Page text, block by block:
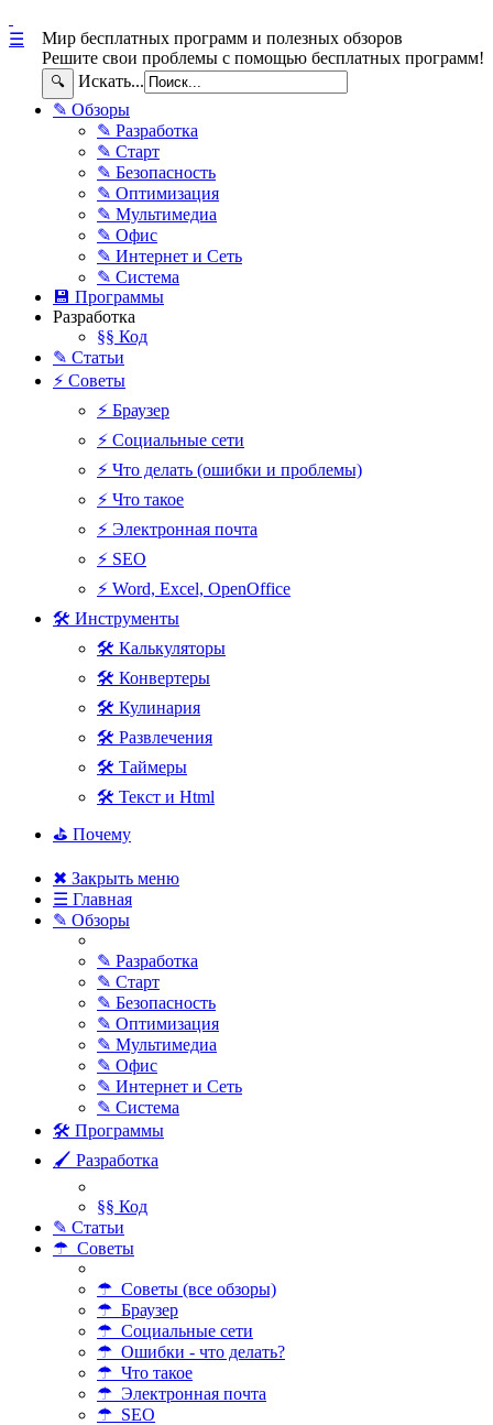
Мир бесплатных программ и полезных обзоров
Решите свои проблемы с помощью бесплатных программ!
🔍 Искать...
☰
✎ Обзоры
✎ Разработка
✎ Старт
✎ Безопасность
✎ Оптимизация
✎ Мультимедиа
✎ Офис
✎ Интернет и Сеть
✎ Система
💾 Программы
Разработка
§§ Код
✎ Статьи
⚡ Советы
⚡ Браузер
⚡ Социальные сети
⚡ Что делать (ошибки и проблемы)
⚡ Что такое
⚡ Электронная почта
⚡ SEO
⚡ Word, Excel, OpenOffice
🛠 Инструменты
🛠 Калькуляторы
🛠 Конвертеры
🛠 Кулинария
🛠 Развлечения
🛠 Таймеры
🛠 Текст и Html
⛳ Почему
✖ Закрыть меню
☰ Главная
✎ Обзоры
✎ Разработка
✎ Старт
✎ Безопасность
✎ Оптимизация
✎ Мультимедиа
✎ Офис
✎ Интернет и Сеть
✎ Система
🛠 Программы
🖌 Разработка
§§ Код
✎ Статьи
☂ Советы
☂ Советы (все обзоры)
☂ Браузер
☂ Социальные сети
☂ Ошибки - что делать?
☂ Что такое
☂ Электронная почта
☂ SEO